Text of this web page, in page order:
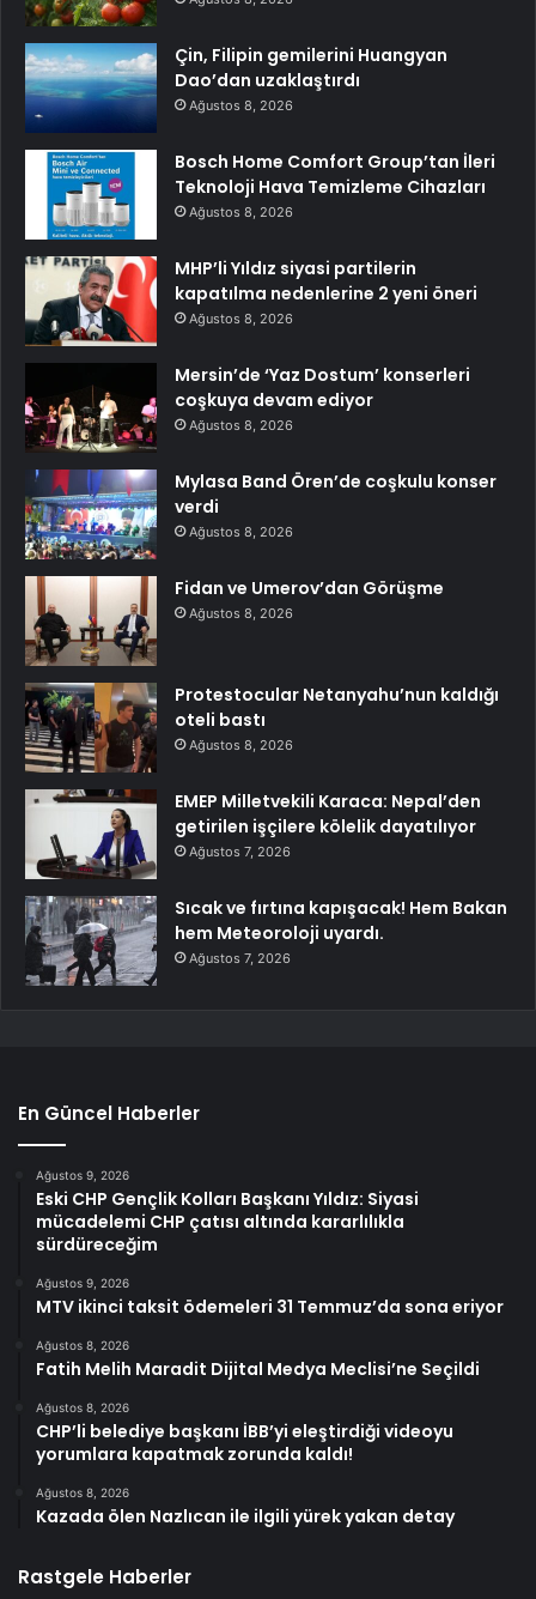
Çin, Filipin gemilerini Huangyan
Dao’dan uzaklaştırdı
Ağustos 8, 2026
Bosch Home Comfort Group’tan İleri
Teknoloji Hava Temizleme Cihazları
Ağustos 8, 2026
MHP’li Yıldız siyasi partilerin
kapatılma nedenlerine 2 yeni öneri
Ağustos 8, 2026
Mersin’de ‘Yaz Dostum’ konserleri
coşkuya devam ediyor
Ağustos 8, 2026
Mylasa Band Ören’de coşkulu konser
verdi
Ağustos 8, 2026
Fidan ve Umerov’dan Görüşme
Ağustos 8, 2026
Protestocular Netanyahu’nun kaldığı
oteli bastı
Ağustos 8, 2026
EMEP Milletvekili Karaca: Nepal’den
getirilen işçilere kölelik dayatılıyor
Ağustos 7, 2026
Sıcak ve fırtına kapışacak! Hem Bakan
hem Meteoroloji uyardı.
Ağustos 7, 2026
En Güncel Haberler
Ağustos 9, 2026
Eski CHP Gençlik Kolları Başkanı Yıldız: Siyasi
mücadelemi CHP çatısı altında kararlılıkla
sürdüreceğim
Ağustos 9, 2026
MTV ikinci taksit ödemeleri 31 Temmuz’da sona eriyor
Ağustos 8, 2026
Fatih Melih Maradit Dijital Medya Meclisi’ne Seçildi
Ağustos 8, 2026
CHP’li belediye başkanı İBB’yi eleştirdiği videoyu
yorumlara kapatmak zorunda kaldı!
Ağustos 8, 2026
Kazada ölen Nazlıcan ile ilgili yürek yakan detay
Rastgele Haberler